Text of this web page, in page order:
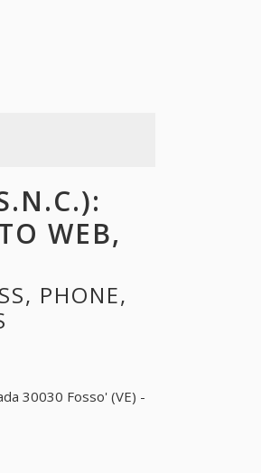
WEB,
PHONE,
30030 Fosso' (VE) -